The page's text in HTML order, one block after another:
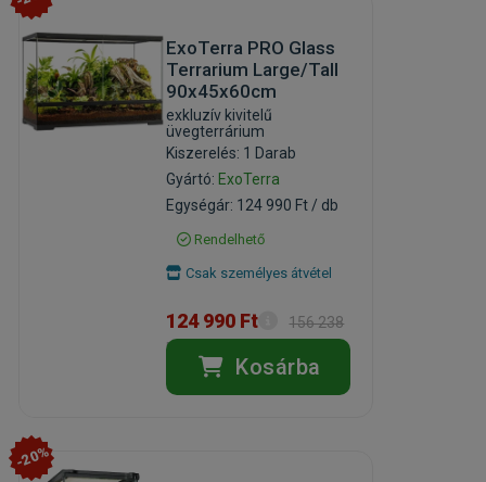
ExoTerra PRO Glass
Terrarium Large/Tall
90x45x60cm
exkluzív kivitelű
üvegterrárium
Kiszerelés: 1 Darab
Gyártó: ExoTerra
Egységár: 124 990 Ft / db
Rendelhető
Csak személyes átvétel
124 990 Ft
156 238
Ft
Kosárba
-20%